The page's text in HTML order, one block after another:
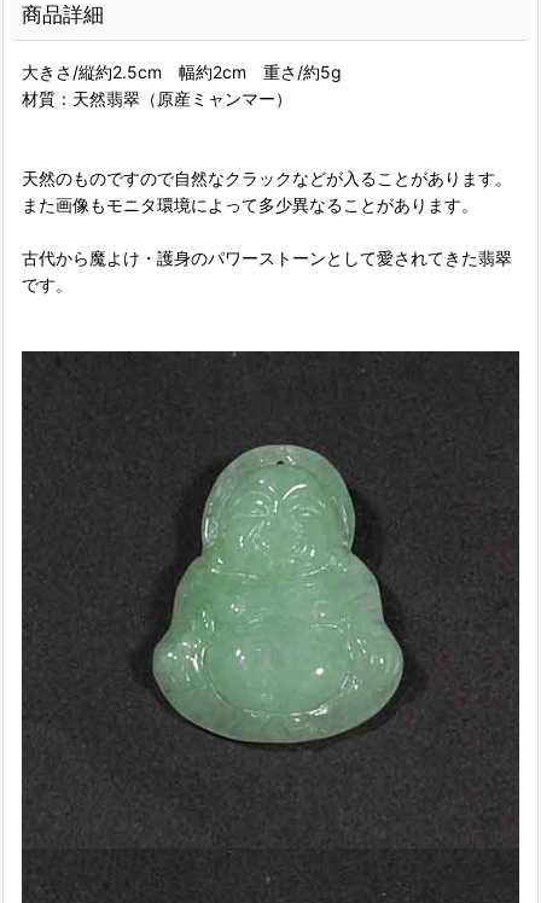
商品詳細
大きさ/縦約2.5cm 幅約2cm 重さ/約5g
材質：天然翡翠（原産ミャンマー）
天然のものですので自然なクラックなどが入ることがあります。
また画像もモニタ環境によって多少異なることがあります。
古代から魔よけ・護身のパワーストーンとして愛されてきた翡翠
です。